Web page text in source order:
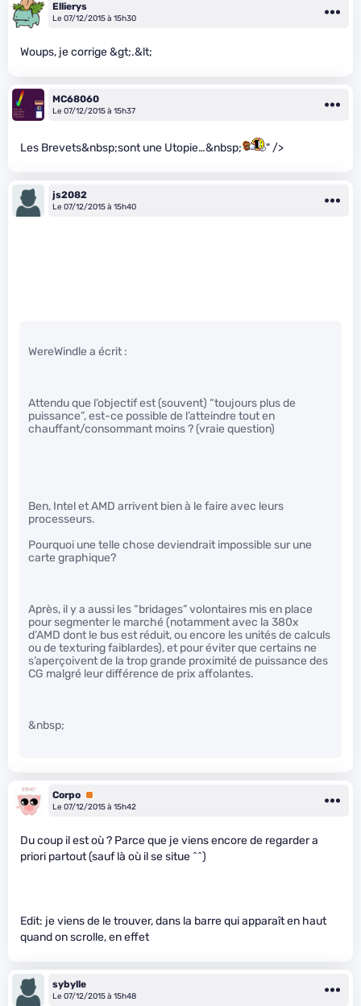
Ellierys
Le 07/12/2015 à 15h30
Woups, je corrige &gt;.&lt;
MC68060
Le 07/12/2015 à 15h37
Les Brevets&nbsp;sont une Utopie…&nbsp; " />
js2082
Le 07/12/2015 à 15h40
WereWindle a écrit :
Attendu que l’objectif est (souvent) “toujours plus de
puissance”, est-ce possible de l’atteindre tout en
chauffant/consommant moins ? (vraie question)
Ben, Intel et AMD arrivent bien à le faire avec leurs
processeurs.
Pourquoi une telle chose deviendrait impossible sur une
carte graphique?
Après, il y a aussi les “bridages” volontaires mis en place
pour segmenter le marché (notamment avec la 380x
d’AMD dont le bus est réduit, ou encore les unités de calculs
ou de texturing faiblardes), et pour éviter que certains ne
s’aperçoivent de la trop grande proximité de puissance des
CG malgré leur différence de prix affolantes.
&nbsp;
Corpo Premium
Le 07/12/2015 à 15h42
Du coup il est où ? Parce que je viens encore de regarder a
priori partout (sauf là où il se situe ^^)
Edit: je viens de le trouver, dans la barre qui apparaît en haut
quand on scrolle, en effet
sybylle
Le 07/12/2015 à 15h48